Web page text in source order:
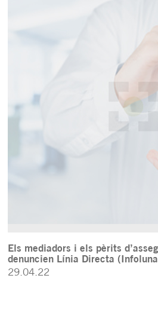
Els mediadors i els pèrits
denuncien Línia Directa
29.04.22